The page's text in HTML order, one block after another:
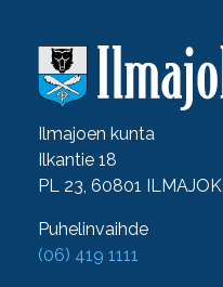
Ilmajoen kunta
Ilkantie 18
PL 23, 60801 ILMAJOKI
Puhelinvaihde
(06) 419 1111